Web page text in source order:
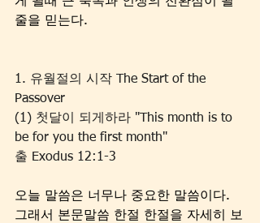
줄을 믿는다.
1. 유월절의 시작 The Start of the
Passover
(1) 첫달이 되게하라 "This month is to
be for you the first month"
출 Exodus 12:1-3
오늘 말씀은 너무나 중요한 말씀이다.
그래서 본문말씀 한절 한절을 자세히 보